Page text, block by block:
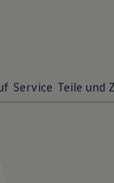
Service Teile und